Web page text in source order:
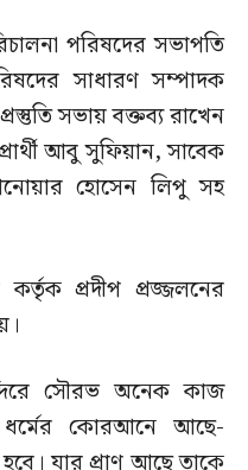
পরিষদের সভাপতি
সাধারণ সম্পাদক
সভায় বক্তব্য রাখেন
আবু সুফিয়ান, সাবেক
হোসেন লিপু সহ
প্রদীপ প্রজ্জলনের
সৌরভ অনেক কাজ
কোরআনে আছে-